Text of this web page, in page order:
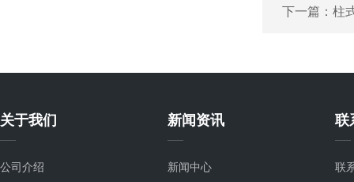
下一篇： 柱
关于我们
公司介绍
新闻资讯
新闻中心
联
联